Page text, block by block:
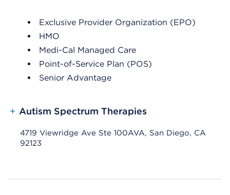
Exclusive Provider Organization (EPO)
HMO
Medi-Cal Managed Care
Point-of-Service Plan (POS)
Senior Advantage
+ Autism Spectrum Therapies
4719 Viewridge Ave Ste 100AVA, San Diego, CA
92123